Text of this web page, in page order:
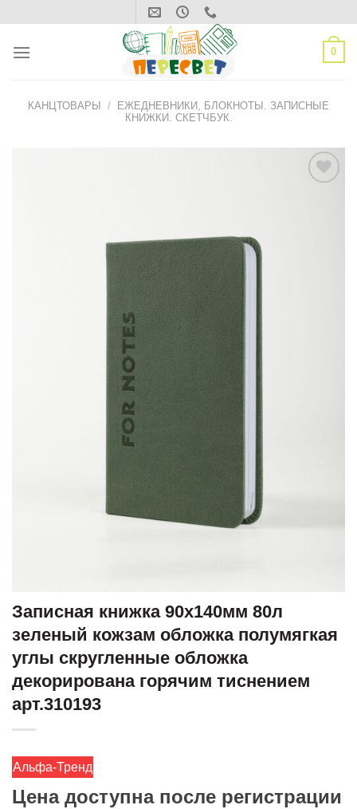
content
0
КАНЦТОВАРЫ /
ЕЖЕДНЕВНИКИ, БЛОКНОТЫ. ЗАПИСНЫЕ
КНИЖКИ. СКЕТЧБУК.
ЖЕЛАНИЙ
Записная книжка 90х140мм 80л
зеленый кожзам обложка полумягкая
углы скругленные обложка
декорирована горячим тиснением
арт.310193
Альфа-Тренд
Цена доступна после регистрации